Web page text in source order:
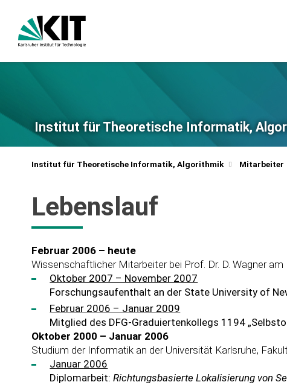
Institut für Theoretische Informatik,
Institut für Theoretische Informatik, Algorithmik Mitarbeiter
Lebenslauf
Februar 2006 – heute
Wissenschaftlicher Mitarbeiter bei Prof. Dr. D. Wagner
Oktober 2007 – November 2007
Forschungsaufenthalt an der State University of
Februar 2006 – Januar 2009
Mitglied des DFG-Graduiertenkollegs 1194
Oktober 2000 – Januar 2006
Studium der Informatik an der Universität Karlsruhe,
Januar 2006
Diplomarbeit:Richtungsbasierte Lokalisierung von